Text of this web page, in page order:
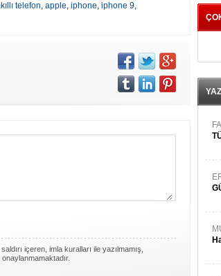
telefon, apple, iphone, iphone 9,
içeren, imla kuralları ile yazılmamış,